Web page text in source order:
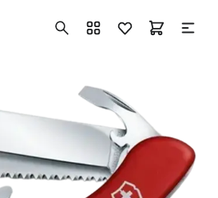
+7 ( 705 ) 181-42-50
info@vetervremeni.kz